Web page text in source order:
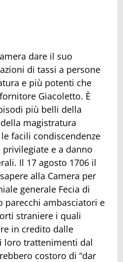
dare il suo
di tassi a persone
e più potenti che
Giacoletto. È
più belli della
magistratura
facili condiscendenze
e a danno
Il 17 agosto 1706 il
alla Camera per
generale Fecia di
parecchi ambasciatori e
straniere i quali
in credito dalle
loro trattenimenti dal
costoro di “dar